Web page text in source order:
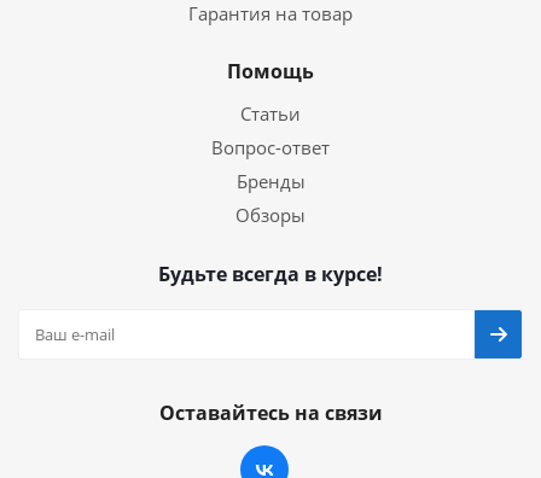
Гарантия на товар
Помощь
Статьи
Вопрос-ответ
Бренды
Обзоры
Будьте всегда в курсе!
Оставайтесь на связи